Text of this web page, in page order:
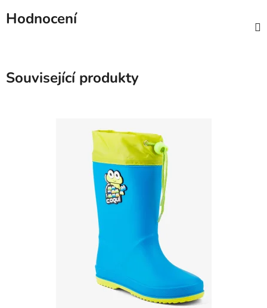
Hodnocení
Související produkty